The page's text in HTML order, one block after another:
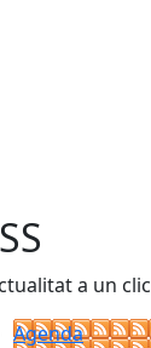
a un clic
Agenda